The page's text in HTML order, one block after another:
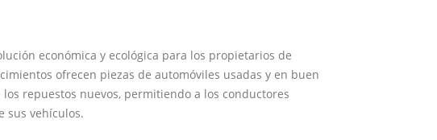
económica y ecológica para los propietarios de
ofrecen piezas de automóviles usadas y en buen
repuestos nuevos, permitiendo a los conductores
sus vehículos.